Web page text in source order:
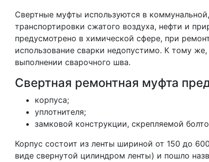
Свертные муфты используются в
транспортировки сжатого воздуха, нефти и
предусмотрено в химической сфере, при
использование сварки недопустимо. К тому
выполнении сварочного шва.
Свертная ремонтная муфта
корпуса;
уплотнителя;
замковой конструкции, скрепляемой
Корпус состоит из ленты шириной от 150 до
виде свернутой цилиндром ленты) и пошло